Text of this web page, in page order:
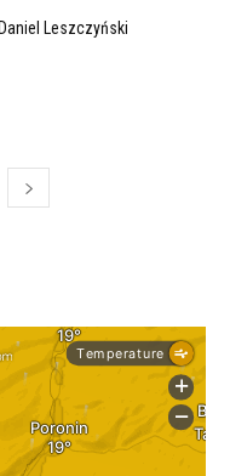
Leszczyński